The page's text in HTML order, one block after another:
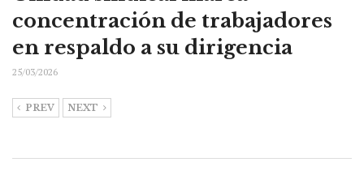
concentración de trabajadores
en respaldo a su dirigencia
25/03/2026
PREV NEXT